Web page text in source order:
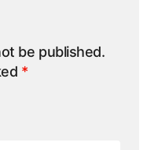
be published.
*